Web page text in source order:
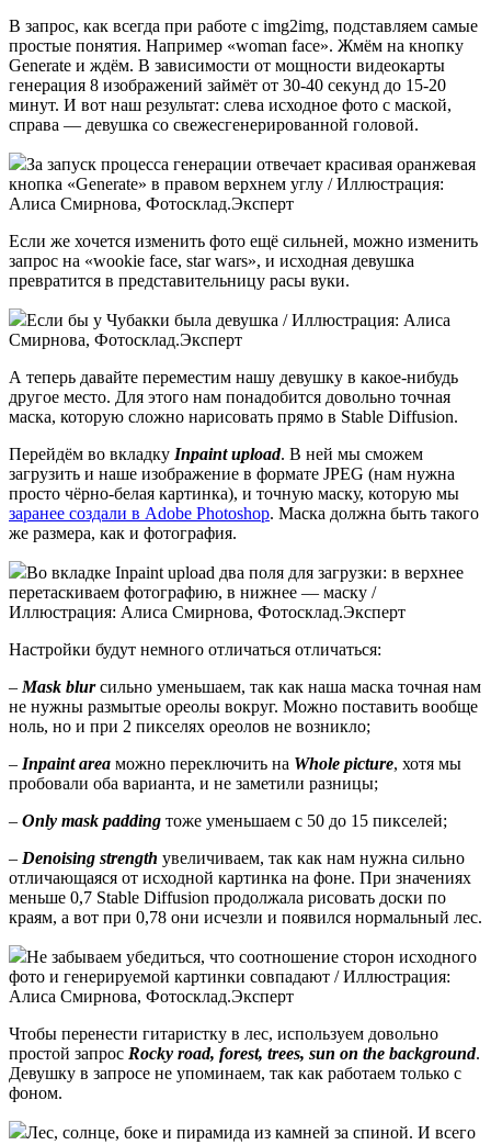
В запрос, как всегда при работе с img2img, подставляем самые
простые понятия. Например «woman face». Жмём на кнопку
Generate и ждём. В зависимости от мощности видеокарты
генерация 8 изображений займёт от 30-40 секунд до 15-20
минут. И вот наш результат: слева исходное фото с маской,
справа — девушка со свежесгенерированной головой.
За запуск процесса генерации отвечает красивая оранжевая
кнопка «Generate» в правом верхнем углу / Иллюстрация:
Алиса Смирнова, Фотосклад.Эксперт
Если же хочется изменить фото ещё сильней, можно изменить
запрос на «wookie face, star wars», и исходная девушка
превратится в представительницу расы вуки.
Если бы у Чубакки была девушка / Иллюстрация: Алиса
Смирнова, Фотосклад.Эксперт
А теперь давайте переместим нашу девушку в какое-нибудь
другое место. Для этого нам понадобится довольно точная
маска, которую сложно нарисовать прямо в Stable Diffusion.
Перейдём во вкладку Inpaint upload. В ней мы сможем
загрузить и наше изображение в формате JPEG (нам нужна
просто чёрно-белая картинка), и точную маску, которую мы
заранее создали в Adobe Photoshop. Маска должна быть такого
же размера, как и фотография.
Во вкладке Inpaint upload два поля для загрузки: в верхнее
перетаскиваем фотографию, в нижнее — маску /
Иллюстрация: Алиса Смирнова, Фотосклад.Эксперт
Настройки будут немного отличаться отличаться:
– Mask blurсильно уменьшаем, так как наша маска точная нам
не нужны размытые ореолы вокруг. Можно поставить вообще
ноль, но и при 2 пикселях ореолов не возникло;
– Inpaint area можно переключить на Whole picture, хотя мы
пробовали оба варианта, и не заметили разницы;
– Only mask padding тоже уменьшаем с 50 до 15 пикселей;
– Denoising strength увеличиваем, так как нам нужна сильно
отличающаяся от исходной картинка на фоне. При значениях
меньше 0,7 Stable Diffusion продолжала рисовать доски по
краям, а вот при 0,78 они исчезли и появился нормальный лес.
Не забываем убедиться, что соотношение сторон исходного
фото и генерируемой картинки совпадают / Иллюстрация:
Алиса Смирнова, Фотосклад.Эксперт
Чтобы перенести гитаристку в лес, используем довольно
простой запрос Rocky road, forest, trees, sun on the background.
Девушку в запросе не упоминаем, так как работаем только с
фоном.
Лес, солнце, боке и пирамида из камней за спиной. И всего